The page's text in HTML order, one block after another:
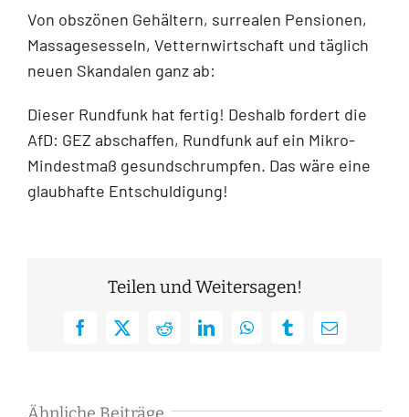
Von obszönen Gehältern, surrealen Pensionen,
Massagesesseln, Vetternwirtschaft und täglich
neuen Skandalen ganz ab:
Dieser Rundfunk hat fertig! Deshalb fordert die
AfD: GEZ abschaffen, Rundfunk auf ein Mikro-
Mindestmaß gesundschrumpfen. Das wäre eine
glaubhafte Entschuldigung!
Teilen und Weitersagen!
Facebook
X RedditLinkedInWhatsAppTumblrE-